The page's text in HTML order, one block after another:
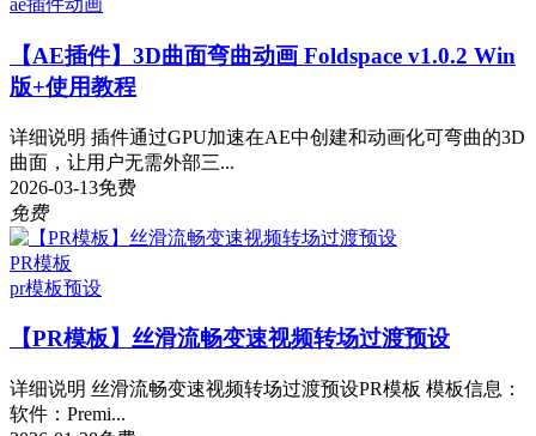
ae插件动画
【AE插件】3D曲面弯曲动画 Foldspace v1.0.2 Win
版+使用教程
详细说明 插件通过GPU加速在AE中创建和动画化可弯曲的3D
曲面，让用户无需外部三...
2026-03-13免费
免费
PR模板
pr模板预设
【PR模板】丝滑流畅变速视频转场过渡预设
详细说明 丝滑流畅变速视频转场过渡预设PR模板 模板信息：
软件：Premi...